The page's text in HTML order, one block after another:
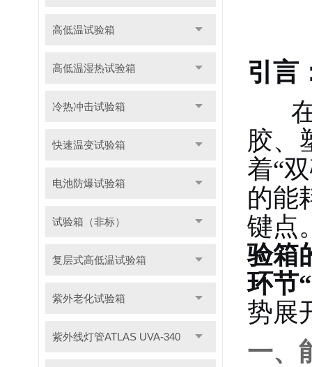
高低温试验箱
高低温湿热试验箱
冷热冲击试验箱
快速温变试验箱
电池防爆试验箱
试验箱（非标）
复层式高低温试验箱
紫外老化试验箱
紫外线灯管ATLAS UVA-340
引言
在
胶、
着“
的能
键点
验箱
环节
势展
一、